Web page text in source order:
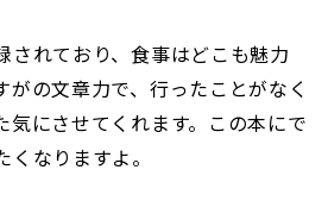
されており、食事はどこも魅力
がの文章力で、行ったことがなく
気にさせてくれます。この本にで
なりますよ。